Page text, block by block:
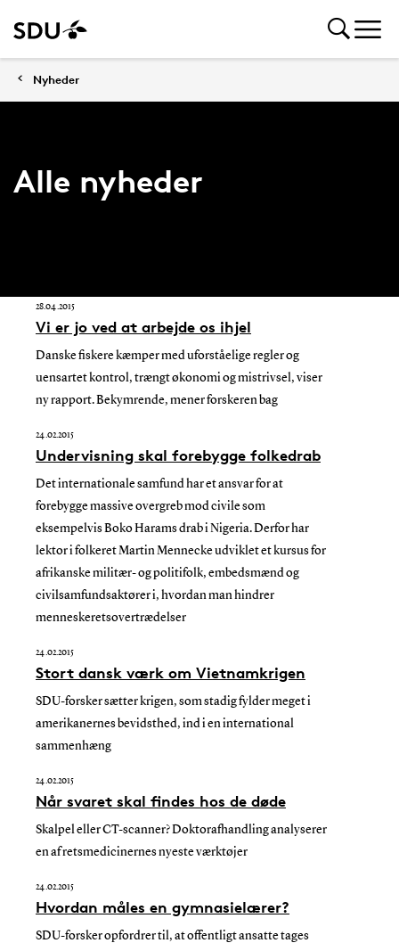
Nyheder
Alle nyheder
28.04.2015
Vi er jo ved at arbejde os ihjel
Danske fiskere kæmper med uforståelige regler og
uensartet kontrol, trængt økonomi og mistrivsel, viser
ny rapport. Bekymrende, mener forskeren bag
24.02.2015
Undervisning skal forebygge folkedrab
Det internationale samfund har et ansvar for at
forebygge massive overgreb mod civile som
eksempelvis Boko Harams drab i Nigeria. Derfor har
lektor i folkeret Martin Mennecke udviklet et kursus for
afrikanske militær- og politifolk, embedsmænd og
civilsamfundsaktører i, hvordan man hindrer
menneskeretsovertrædelser
24.02.2015
Stort dansk værk om Vietnamkrigen
SDU-forsker sætter krigen, som stadig fylder meget i
amerikanernes bevidsthed, ind i en international
sammenhæng
24.02.2015
Når svaret skal findes hos de døde
Skalpel eller CT-scanner? Doktorafhandling analyserer
en af retsmedicinernes nyeste værktøjer
24.02.2015
Hvordan måles en gymnasielærer?
SDU-forsker opfordrer til, at offentligt ansatte tages